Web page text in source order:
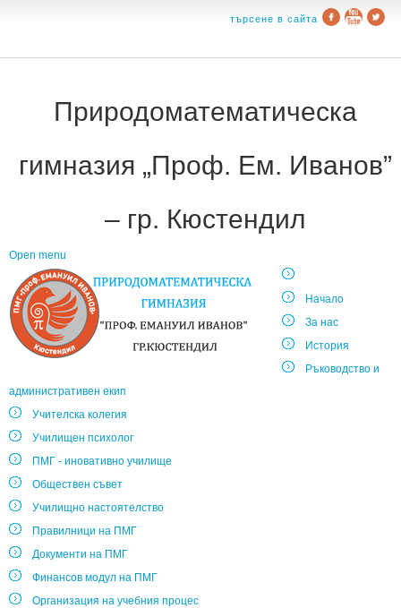
търсене в сайта
Природоматематическа
гимназия „Проф. Ем. Иванов”
– гр. Кюстендил
Open menu
Начало
За нас
История
Ръководство и
административен екип
Учителска колегия
Училищен психолог
ПМГ - иновативно училище
Обществен съвет
Училищно настоятелство
Правилници на ПМГ
Документи на ПМГ
Финансов модул на ПМГ
Организация на учебния процес